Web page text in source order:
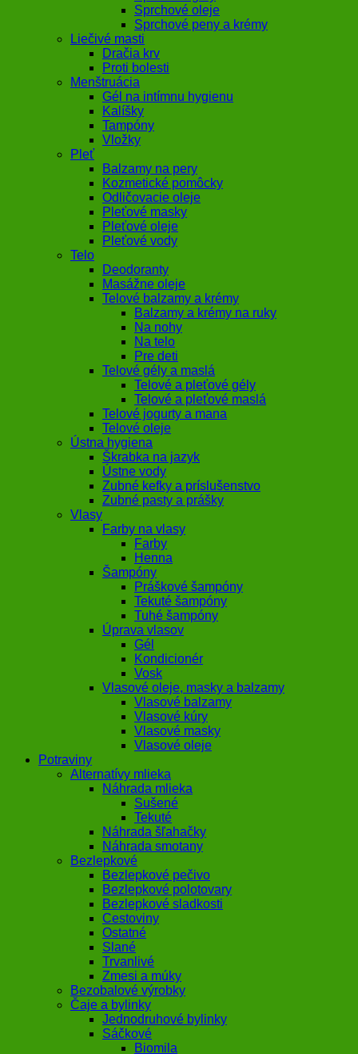
Sprchové oleje
Sprchové peny a krémy
Liečivé masti
Dračia krv
Proti bolesti
Menštruácia
Gél na intímnu hygienu
Kalíšky
Tampóny
Vložky
Pleť
Balzamy na pery
Kozmetické pomôcky
Odličovacie oleje
Pleťové masky
Pleťové oleje
Pleťové vody
Telo
Deodoranty
Masážne oleje
Telové balzamy a krémy
Balzamy a krémy na ruky
Na nohy
Na telo
Pre deti
Telové gély a maslá
Telové a pleťové gély
Telové a pleťové maslá
Telové jogurty a mana
Telové oleje
Ústna hygiena
Škrabka na jazyk
Ústne vody
Zubné kefky a príslušenstvo
Zubné pasty a prášky
Vlasy
Farby na vlasy
Farby
Henna
Šampóny
Práškové šampóny
Tekuté šampóny
Tuhé šampóny
Úprava vlasov
Gél
Kondicionér
Vosk
Vlasové oleje, masky a balzamy
Vlasové balzamy
Vlasové kúry
Vlasové masky
Vlasové oleje
Potraviny
Alternatívy mlieka
Náhrada mlieka
Sušené
Tekuté
Náhrada šľahačky
Náhrada smotany
Bezlepkové
Bezlepkové pečivo
Bezlepkové polotovary
Bezlepkové sladkosti
Cestoviny
Ostatné
Slané
Trvanlivé
Zmesi a múky
Bezobalové výrobky
Čaje a bylinky
Jednodruhové bylinky
Sáčkové
Biomila